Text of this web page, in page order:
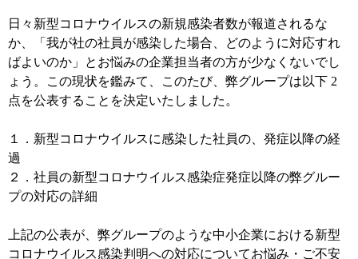
日々新型コロナウイルスの新規感染者数が報道されるな
か、「我が社の社員が感染した場合、どのように対応すれ
ばよいのか」とお悩みの企業担当者の方が少なくないでし
ょう。この現状を鑑みて、このたび、弊グループは以下 2
点を公表することを決定いたしました。
１．新型コロナウイルスに感染した社員の、発症以降の経
過
２．社員の新型コロナウイルス感染症発症以降の弊グルー
プの対応の詳細
上記の公表が、弊グループのような中小企業における新型
コロナウイルス感染判明への対応についてお悩み・ご不安